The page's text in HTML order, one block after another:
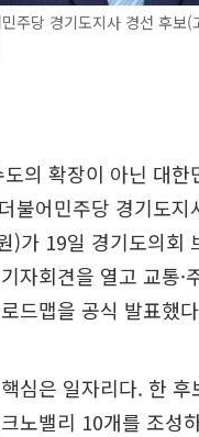
주당 경기도지사 경선 후보(
의 확장이 아닌 대한
불어민주당 경기도지
)가 19일 경기도의회
자회견을 열고 교통·
드맵을 공식 발표했
심은 일자리다. 한 후
노밸리 10개를 조성